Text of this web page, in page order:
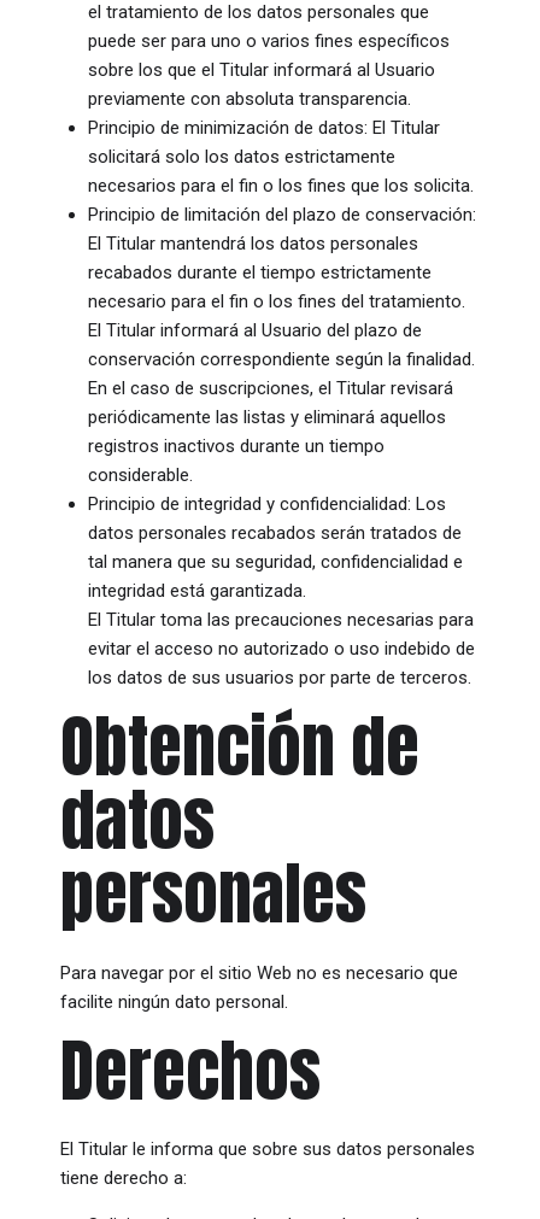
el tratamiento de los datos personales que
puede ser para uno o varios fines específicos
sobre los que el Titular informará al Usuario
previamente con absoluta transparencia.
Principio de minimización de datos: El Titular
solicitará solo los datos estrictamente
necesarios para el fin o los fines que los solicita.
Principio de limitación del plazo de conservación:
El Titular mantendrá los datos personales
recabados durante el tiempo estrictamente
necesario para el fin o los fines del tratamiento.
El Titular informará al Usuario del plazo de
conservación correspondiente según la finalidad.
En el caso de suscripciones, el Titular revisará
periódicamente las listas y eliminará aquellos
registros inactivos durante un tiempo
considerable.
Principio de integridad y confidencialidad: Los
datos personales recabados serán tratados de
tal manera que su seguridad, confidencialidad e
integridad está garantizada.
El Titular toma las precauciones necesarias para
evitar el acceso no autorizado o uso indebido de
los datos de sus usuarios por parte de terceros.
Obtención de
datos
personales
Para navegar por el sitio Web no es necesario que
facilite ningún dato personal.
Derechos
El Titular le informa que sobre sus datos personales
tiene derecho a: